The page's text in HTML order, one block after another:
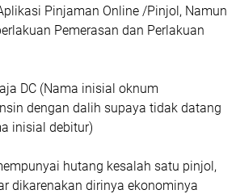
Pinjaman Online /Pinjol, Namun
Pemerasan dan Perlakuan
DC (Nama inisial oknum
dengan dalih supaya tidak datang
inisial debitur)
hutang kesalah satu pinjol,
dikarenakan dirinya ekonominya